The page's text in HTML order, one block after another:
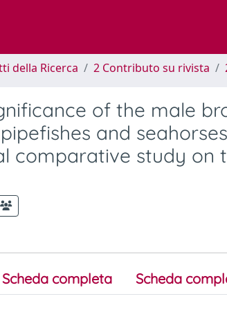
della Ricerca 2 Contributo su rivista
of the male
and
comparative study on
Scheda completa Scheda